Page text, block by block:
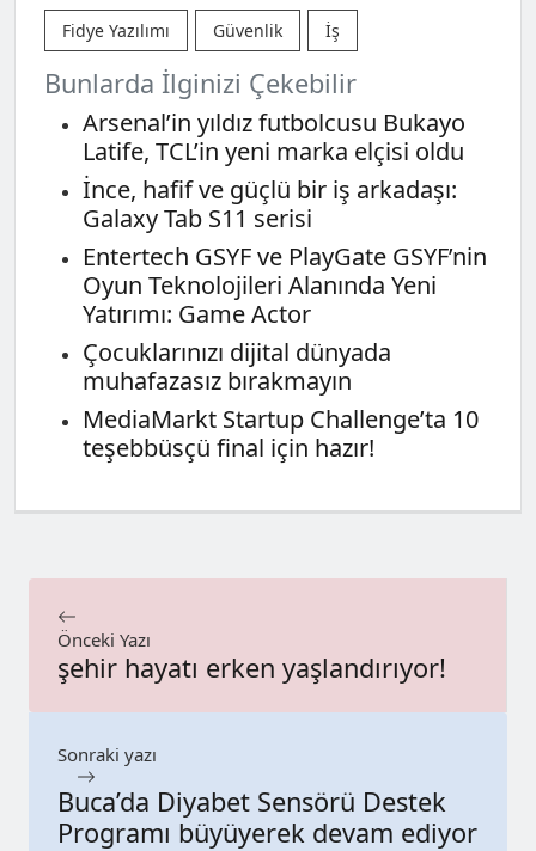
Fidye Yazılımı Güvenlik İş
Bunlarda İlginizi Çekebilir
Arsenal’in yıldız futbolcusu Bukayo
Latife, TCL’in yeni marka elçisi oldu
İnce, hafif ve güçlü bir iş arkadaşı:
Galaxy Tab S11 serisi
Entertech GSYF ve PlayGate GSYF’nin
Oyun Teknolojileri Alanında Yeni
Yatırımı: Game Actor
Çocuklarınızı dijital dünyada
muhafazasız bırakmayın
MediaMarkt Startup Challenge’ta 10
teşebbüsçü final için hazır!
Önceki Yazı
şehir hayatı erken yaşlandırıyor!
Sonraki yazı
Buca’da Diyabet Sensörü Destek
Programı büyüyerek devam ediyor